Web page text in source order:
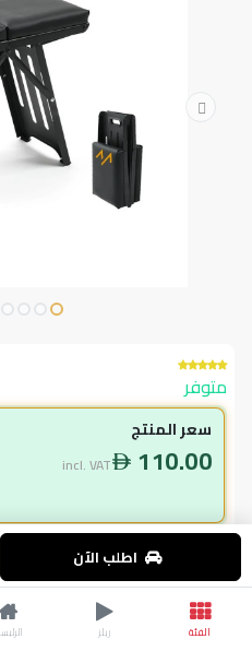
متوفر
سعر المنتج
110.00
incl. VAT
لاعضاء ال vip
99.00
incl. VAT
110.00 وفر11.00
اطلب الآن
الفئة ريلز